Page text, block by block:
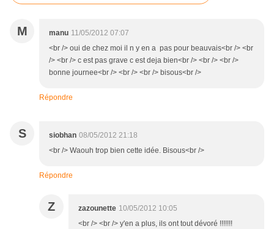
M manu 11/05/2012 07:07
<br /> oui de chez moi il n y en a pas pour beauvais<br /> <br
/> <br /> c est pas grave c est deja bien<br /> <br /> <br />
bonne journee<br /> <br /> <br /> bisous<br />
Répondre
S siobhan 08/05/2012 21:18
<br /> Waouh trop bien cette idée. Bisous<br />
Répondre
Z zazounette 10/05/2012 10:05
<br /> <br /> y'en a plus, ils ont tout dévoré !!!!!!!